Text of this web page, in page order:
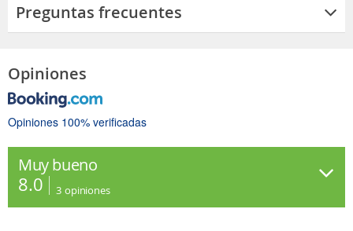
Preguntas frecuentes
Opiniones
Opiniones 100% verificadas
Muy bueno
8.0 3 opiniones